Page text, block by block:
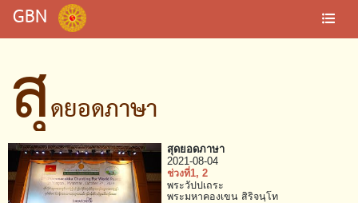
GBN
สุดยอดภาษา
สุดยอดภาษา
2021-08-04
ช่วงที่1, 2
พระวัปปเถระ
พระมหาคองเขน สิริจนฺโท